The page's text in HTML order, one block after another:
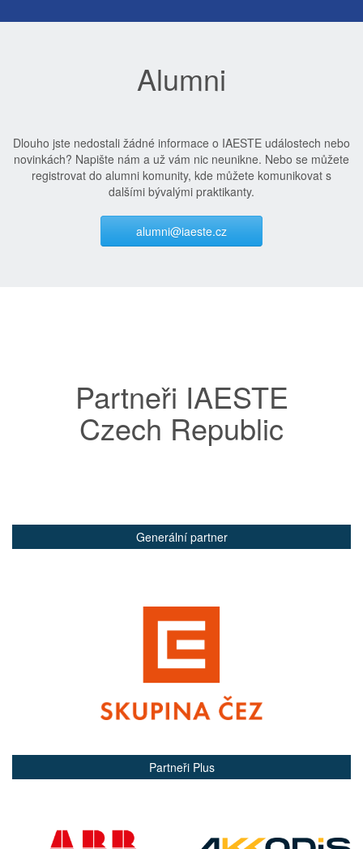
Alumni
Dlouho jste nedostali žádné informace o IAESTE událostech nebo
novinkách? Napište nám a už vám nic neunikne. Nebo se můžete
registrovat do alumni komunity, kde můžete komunikovat s
dalšími bývalými praktikanty.
alumni@iaeste.cz
Partneři IAESTE
Czech Republic
Generální partner
Partneři Plus